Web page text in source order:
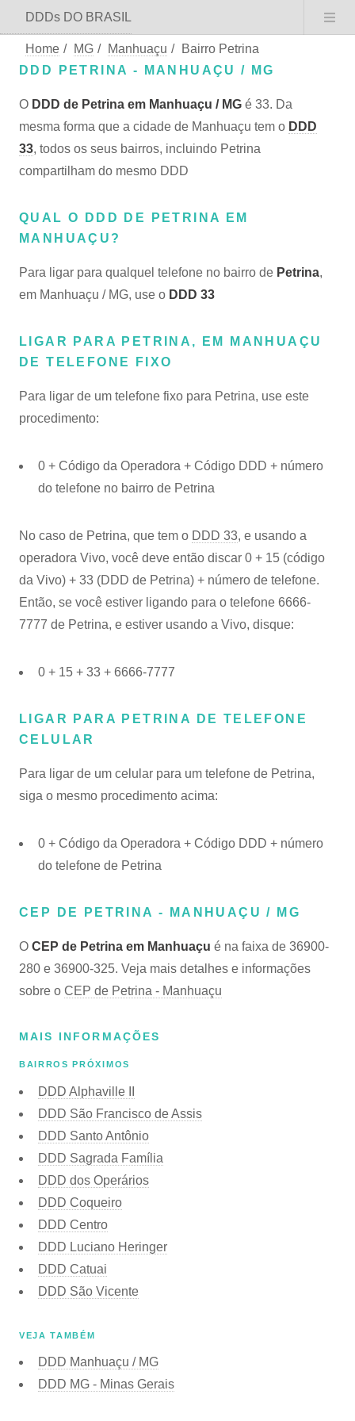
DDDs DO BRASIL
Home / MG / Manhuaçu /
Bairro Petrina
DDD PETRINA - MANHUAÇU / MG
O DDD de Petrina em Manhuaçu / MG é 33. Da
mesma forma que a cidade de Manhuaçu tem o DDD
33, todos os seus bairros, incluindo Petrina
compartilham do mesmo DDD
QUAL O DDD DE PETRINA EM
MANHUAÇU?
Para ligar para qualquel telefone no bairro de Petrina,
em Manhuaçu / MG, use o DDD 33
LIGAR PARA PETRINA, EM MANHUAÇU
DE TELEFONE FIXO
Para ligar de um telefone fixo para Petrina, use este
procedimento:
0 + Código da Operadora + Código DDD + número
do telefone no bairro de Petrina
No caso de Petrina, que tem o DDD 33, e usando a
operadora Vivo, você deve então discar 0 + 15 (código
da Vivo) + 33 (DDD de Petrina) + número de telefone.
Então, se você estiver ligando para o telefone 6666-
7777 de Petrina, e estiver usando a Vivo, disque:
0 + 15 + 33 + 6666-7777
LIGAR PARA PETRINA DE TELEFONE
CELULAR
Para ligar de um celular para um telefone de Petrina,
siga o mesmo procedimento acima:
0 + Código da Operadora + Código DDD + número
do telefone de Petrina
CEP DE PETRINA - MANHUAÇU / MG
O CEP de Petrina em Manhuaçu é na faixa de 36900-
280 e 36900-325. Veja mais detalhes e informações
sobre o CEP de Petrina - Manhuaçu
MAIS INFORMAÇÕES
BAIRROS PRÓXIMOS
DDD Alphaville II
DDD São Francisco de Assis
DDD Santo Antônio
DDD Sagrada Família
DDD dos Operários
DDD Coqueiro
DDD Centro
DDD Luciano Heringer
DDD Catuai
DDD São Vicente
VEJA TAMBÉM
DDD Manhuaçu / MG
DDD MG - Minas Gerais